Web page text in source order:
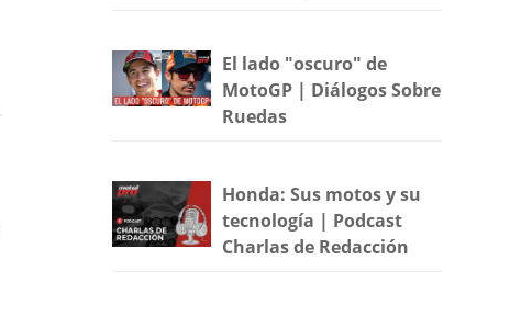
El lado "oscuro" de
MotoGP | Diálogos Sobre
Ruedas
Honda: Sus motos y su
tecnología | Podcast
Charlas de Redacción